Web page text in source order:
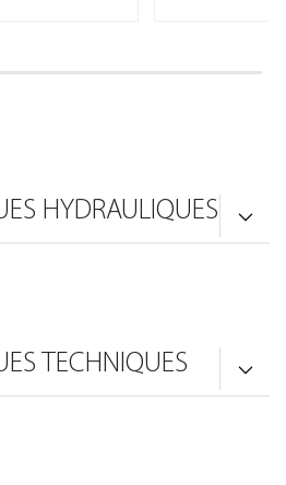
HYDRAULIQUES
TECHNIQUES